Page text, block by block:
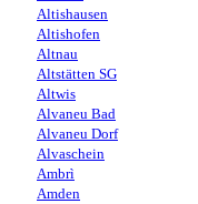
Altishausen
Altishofen
Altnau
Altstätten SG
Altwis
Alvaneu Bad
Alvaneu Dorf
Alvaschein
Ambrì
Amden